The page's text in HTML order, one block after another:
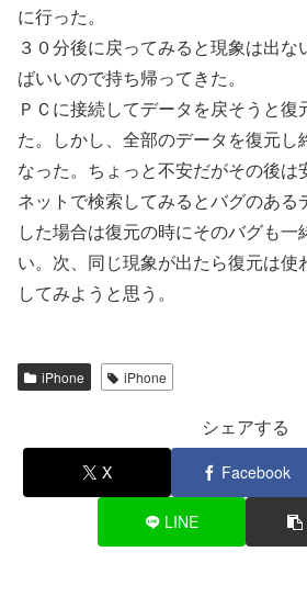
に行った。
３０分後に戻ってみると現象は出
ばいいので持ち帰ってきた。
ＰＣに接続してデータを戻そうと
た。しかし、全部のデータを復元し
なった。ちょっと不安だがその後は
ネットで検索してみるとバグのある
した場合は復元の時にそのバグも一
い。次、同じ現象が出たら復元は使
してみようと思う。
iPhone iPhone
シェアする
X Facebook
LINE